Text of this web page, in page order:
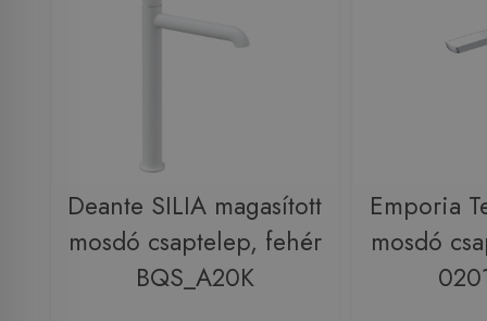
Deante SILIA magasított
mosdó csaptelep, fehér
BQS_A20K
Emporia
mosdó